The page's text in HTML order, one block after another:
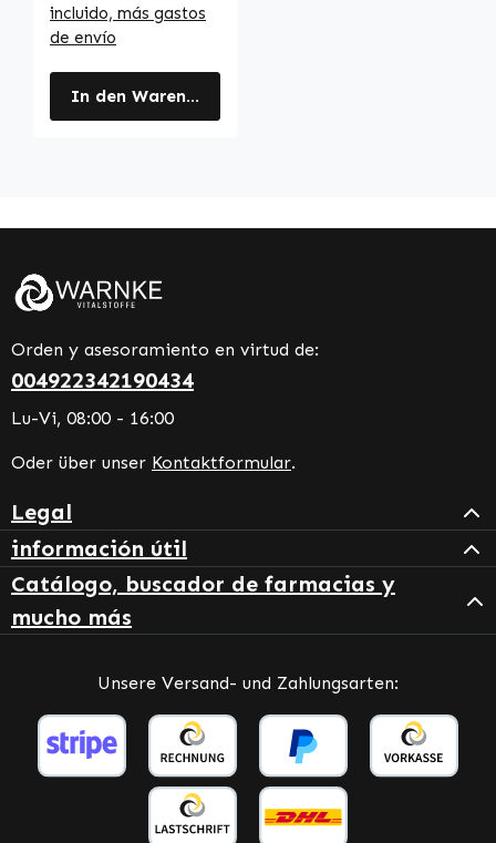
incluido, más gastos
de envío
In den Warenkorb
Orden y asesoramiento en virtud de:
004922342190434
Lu-Vi, 08:00 - 16:00
Oder über unser Kontaktformular.
Legal
información útil
Catálogo, buscador de farmacias y
mucho más
Unsere Versand- und Zahlungsarten: